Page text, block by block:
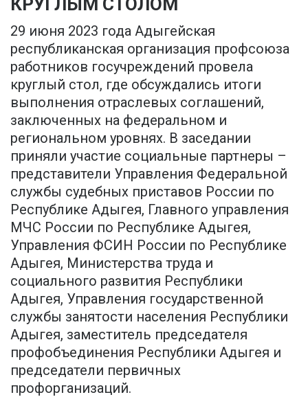
29 июня 2023 года Адыгейская
республиканская организация профсоюза
работников госучреждений провела
круглый стол, где обсуждались итоги
выполнения отраслевых соглашений,
заключенных на федеральном и
региональном уровнях. В заседании
приняли участие социальные партнеры –
представители Управления Федеральной
службы судебных приставов России по
Республике Адыгея, Главного управления
МЧС России по Республике Адыгея,
Управления ФСИН России по Республике
Адыгея, Министерства труда и
социального развития Республики
Адыгея, Управления государственной
службы занятости населения Республики
Адыгея, заместитель председателя
профобъединения Республики Адыгея и
председатели первичных
профорганизаций.